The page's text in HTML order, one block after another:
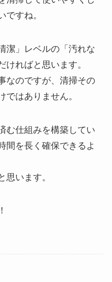
ですね。
潔」レベルの「汚れな
ければと思います。
なのですが、清掃その
ではありません。
む仕組みを構築してい
間を長く確保できるよ
思います。